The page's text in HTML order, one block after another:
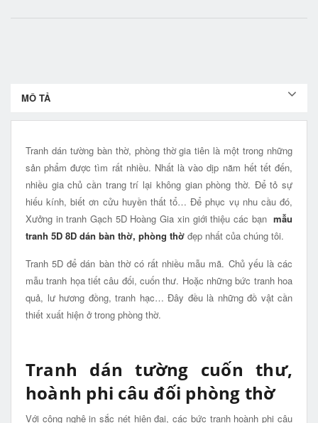
MÔ TẢ
Tranh dán tường bàn thờ, phòng thờ gia tiên là một trong những
sản phẩm được tìm rất nhiều. Nhất là vào dịp năm hết tết đến,
nhiều gia chủ cần trang trí lại không gian phòng thờ. Để tỏ sự
hiếu kính, biết ơn cửu huyền thất tổ… Để phục vụ nhu cầu đó,
Xưởng in tranh Gạch 5D Hoàng Gia xin giới thiệu các bạn mẫu
tranh 5D 8D dán bàn thờ, phòng thờ đẹp nhất của chúng tôi.
Tranh 5D để dán bàn thờ có rất nhiều mẫu mã. Chủ yếu là các
mẫu tranh họa tiết câu đối, cuốn thư. Hoặc những bức tranh hoa
quả, lư hương đồng, tranh hạc… Đây đều là những đồ vật cần
thiết xuất hiện ở trong phòng thờ.
Tranh dán tường cuốn thư,
hoành phi câu đối phòng thờ
Với công nghệ in sắc nét hiện đại, các bức tranh hoành phi câu